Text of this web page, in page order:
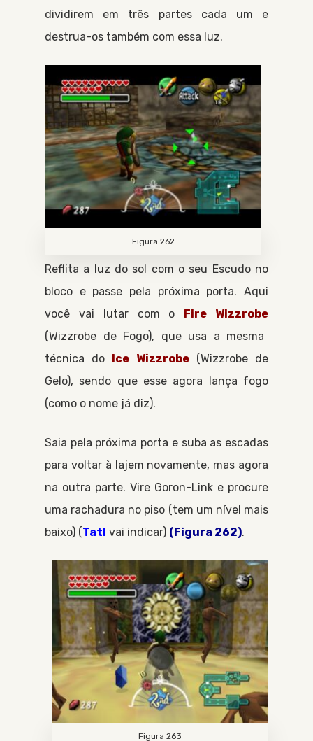
dividirem em três partes cada um e
destrua-os também com essa luz.
Figura 262
Reflita a luz do sol com o seu Escudono
bloco e passe pela próxima porta. Aqui
você vai lutar com o Fire Wizzrobe
Wizzrobe de Fogo , que usa a mesma
técnica do Ice Wizzrobe
Wizzrobe de
Gelo , sendo que esse agora lança fogo
(como o nome já diz).
Saia pela próxima porta e suba as escadas
para voltar à lajem novamente, mas agora
na outra parte. Vire Goron-Linke procure
uma rachadura no piso (tem um nível mais
baixo) (Tatl vai indicar) (Figura 262).
Figura 263